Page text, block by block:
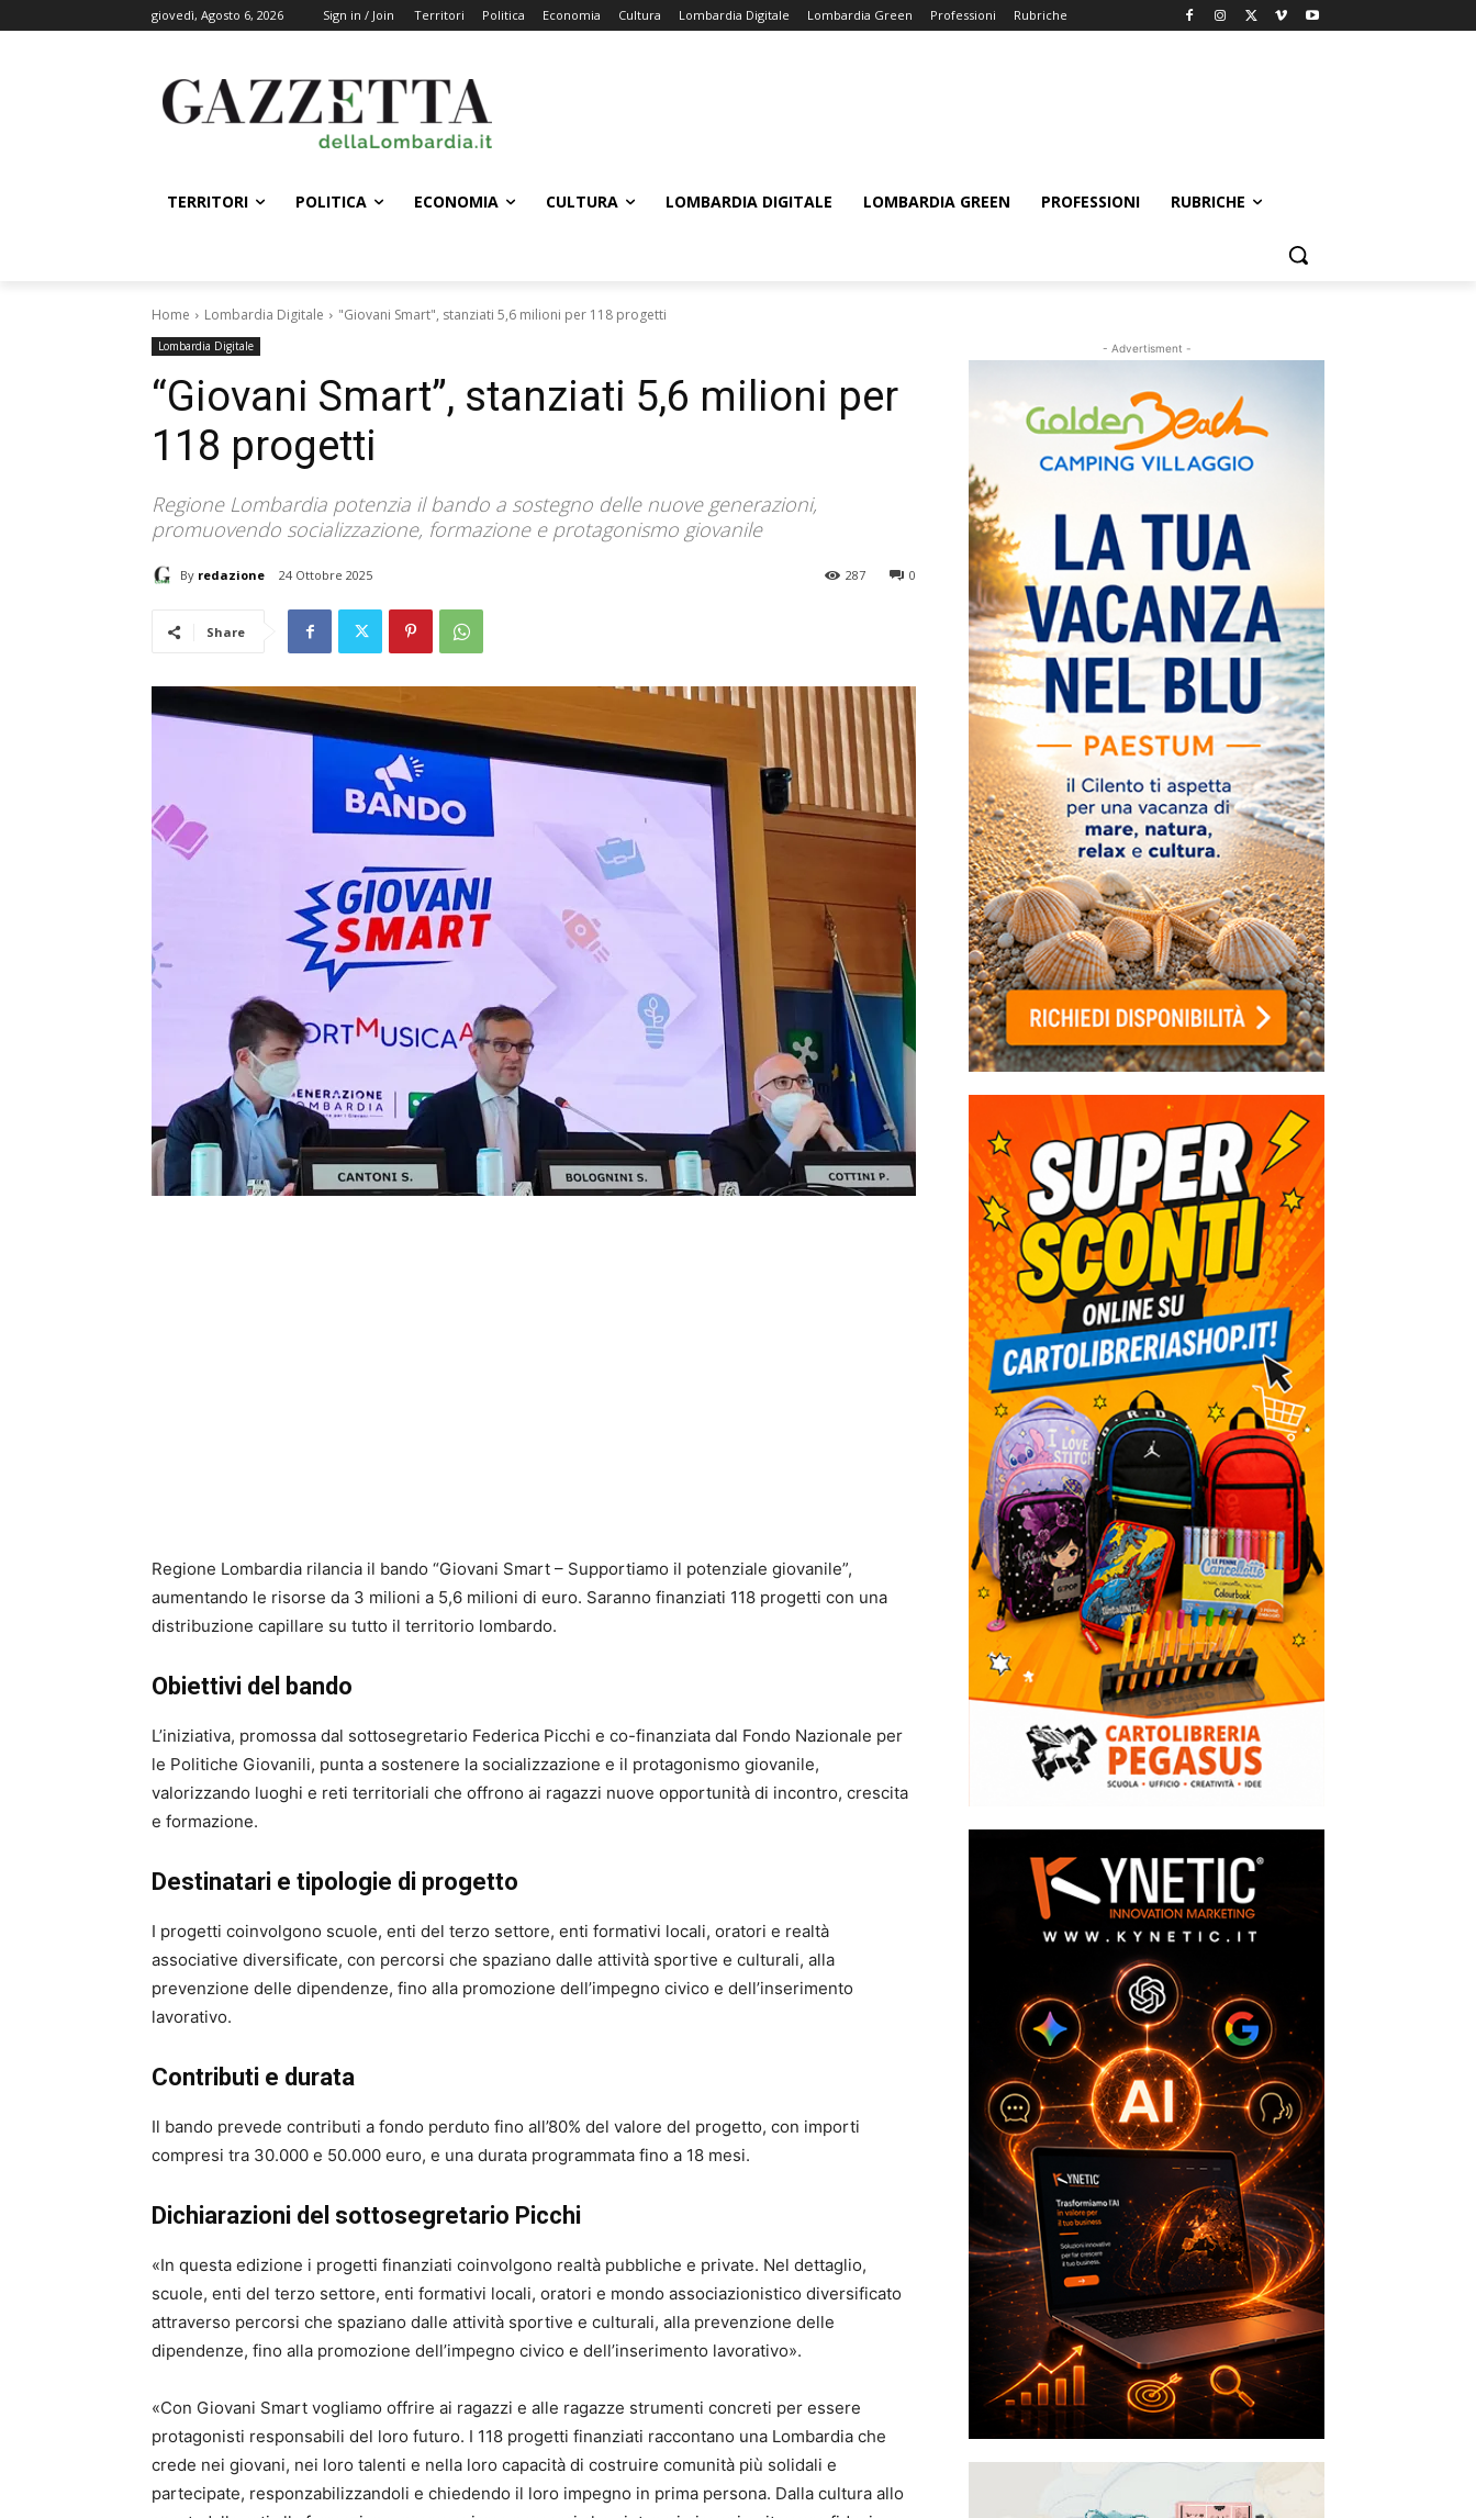
giovedì, Agosto 6, 2026 Sign in / Join Territori Politica Economia Cultura Lombardia Digitale Lombardia Green Professioni Rubriche
TERRITORI POLITICA ECONOMIA CULTURA LOMBARDIA DIGITALE LOMBARDIA GREEN PROFESSIONI RUBRICHE
Home Lombardia Digitale "Giovani Smart", stanziati 5,6 milioni per 118 progetti
Lombardia Digitale
“Giovani Smart”, stanziati 5,6 milioni per
118 progetti
Regione Lombardia potenzia il bando a sostegno delle nuove generazioni,
promuovendo socializzazione, formazione e protagonismo giovanile
By redazione 24 Ottobre 2025 0
287
Share
Regione Lombardia rilancia il bando “Giovani Smart – Supportiamo il potenziale giovanile”,
aumentando le risorse da 3 milioni a 5,6 milioni di euro. Saranno finanziati 118 progetti con una
distribuzione capillare su tutto il territorio lombardo.
Obiettivi del bando
L’iniziativa, promossa dal sottosegretario Federica Picchi e co-finanziata dal Fondo Nazionale per
le Politiche Giovanili, punta a sostenere la socializzazione e il protagonismo giovanile,
valorizzando luoghi e reti territoriali che offrono ai ragazzi nuove opportunità di incontro, crescita
e formazione.
Destinatari e tipologie di progetto
I progetti coinvolgono scuole, enti del terzo settore, enti formativi locali, oratori e realtà
associative diversificate, con percorsi che spaziano dalle attività sportive e culturali, alla
prevenzione delle dipendenze, fino alla promozione dell’impegno civico e dell’inserimento
lavorativo.
Contributi e durata
Il bando prevede contributi a fondo perduto fino all’80% del valore del progetto, con importi
compresi tra 30.000 e 50.000 euro, e una durata programmata fino a 18 mesi.
Dichiarazioni del sottosegretario Picchi
«In questa edizione i progetti finanziati coinvolgono realtà pubbliche e private. Nel dettaglio,
scuole, enti del terzo settore, enti formativi locali, oratori e mondo associazionistico diversificato
attraverso percorsi che spaziano dalle attività sportive e culturali, alla prevenzione delle
dipendenze, fino alla promozione dell’impegno civico e dell’inserimento lavorativo».
«Con Giovani Smart vogliamo offrire ai ragazzi e alle ragazze strumenti concreti per essere
protagonisti responsabili del loro futuro. I 118 progetti finanziati raccontano una Lombardia che
crede nei giovani, nei loro talenti e nella loro capacità di costruire comunità più solidali e
partecipate, responzabilizzandoli e chiedendo il loro impegno in prima persona. Dalla cultura allo
- Advertisment -